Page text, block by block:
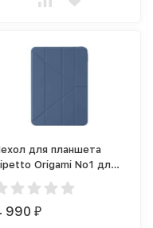
для планшета
Origami No1 для
Apple iPad Pro 11 (2021),
синий
990₽